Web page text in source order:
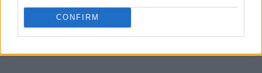
CONFIRM